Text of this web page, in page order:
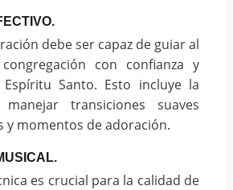
debe ser capaz de guiar al
con confianza y
Santo. Esto incluye la
transiciones suaves
y momentos de adoración.
es crucial para la calidad de